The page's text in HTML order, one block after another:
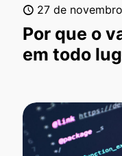
27 de
Por que o
em todo